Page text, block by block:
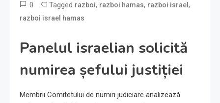
0 Tagged razboi, razboi hamas, razboi israel ,
razboi israel hamas
Panelul israelian solicită
numirea șefului justiției
Membrii Comitetului de numiri judiciare analizează